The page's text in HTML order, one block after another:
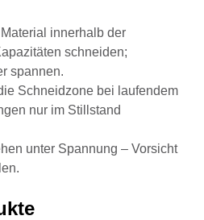
innerhalb der
schneiden;
spannen.
Schneidzone bei laufendem
nur im Stillstand
unter Spannung – Vorsicht